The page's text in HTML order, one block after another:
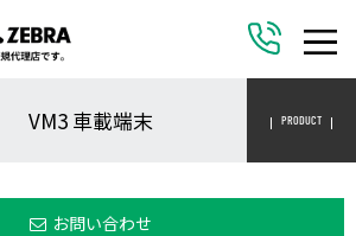
VM3 車載端末 PRODUCT
お問い合わせ